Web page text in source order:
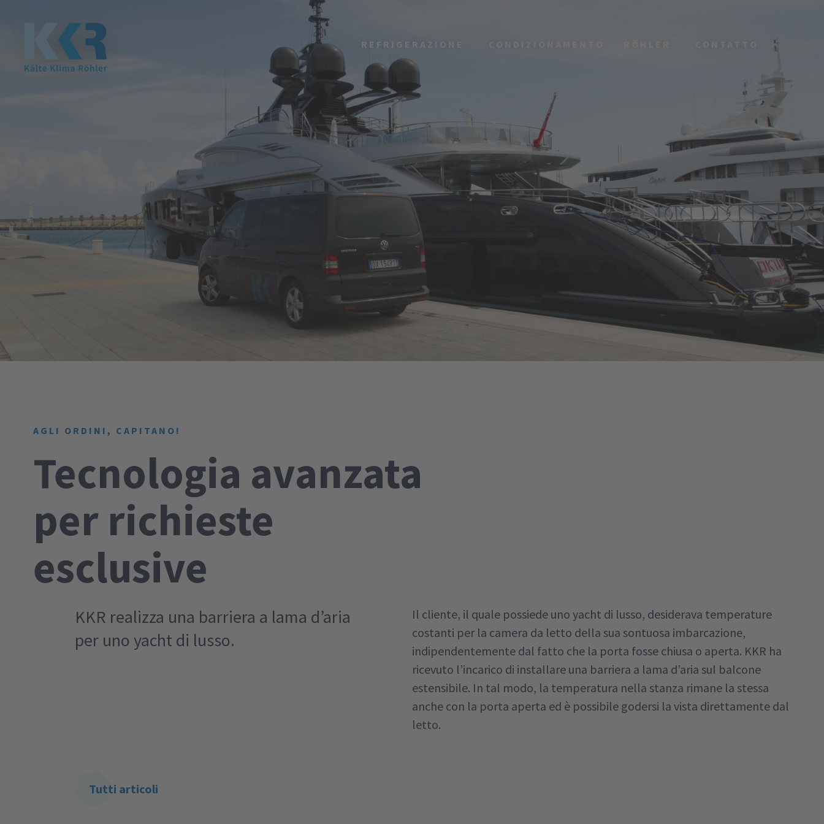
REFRIGERAZIONE
AGLI ORDINI, CAPITANO!
Tecnologia avanzata
per richieste
esclusive
KKR realizza una barriera a lama d’aria
per uno yacht di lusso.
Il cliente, il quale possiede uno yacht di lusso, desiderava temperature
costanti per la camera da letto della sua sontuosa imbarcazione,
indipendentemente dal fatto che la porta fosse chiusa o aperta. KKR ha
ricevuto l’incarico di installare una barriera a lama d’aria sul balcone
estensibile. In tal modo, la temperatura nella stanza rimane la stessa
anche con la porta aperta ed è possibile godersi la vista direttamente dal
letto.
Tutti articoli